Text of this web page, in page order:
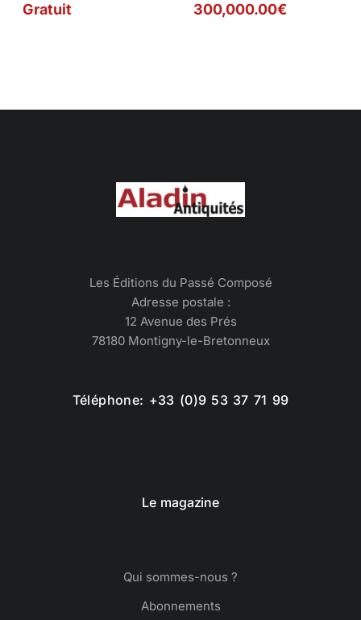
Gratuit 300,000.00€
Les Éditions du Passé Composé
Adresse postale :
12 Avenue des Prés
78180 Montigny-le-Bretonneux
Téléphone: +33 (0)9 53 37 71 99
Le magazine
Qui sommes-nous ?
Abonnements